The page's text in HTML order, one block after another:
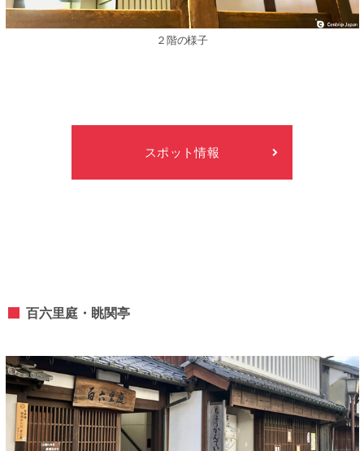
２階の様⼦
スポット情報
百六⾥庭・眺関亭